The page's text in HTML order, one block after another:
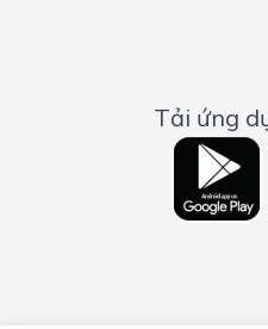
Tải ứng